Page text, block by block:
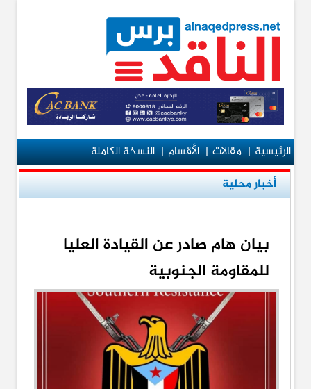
الرئيسية|مقالات|الأقسام|النسخة الكاملة
أخبار محلية
بيان هام صادر عن القيادة العليا
للمقاومة الجنوبية